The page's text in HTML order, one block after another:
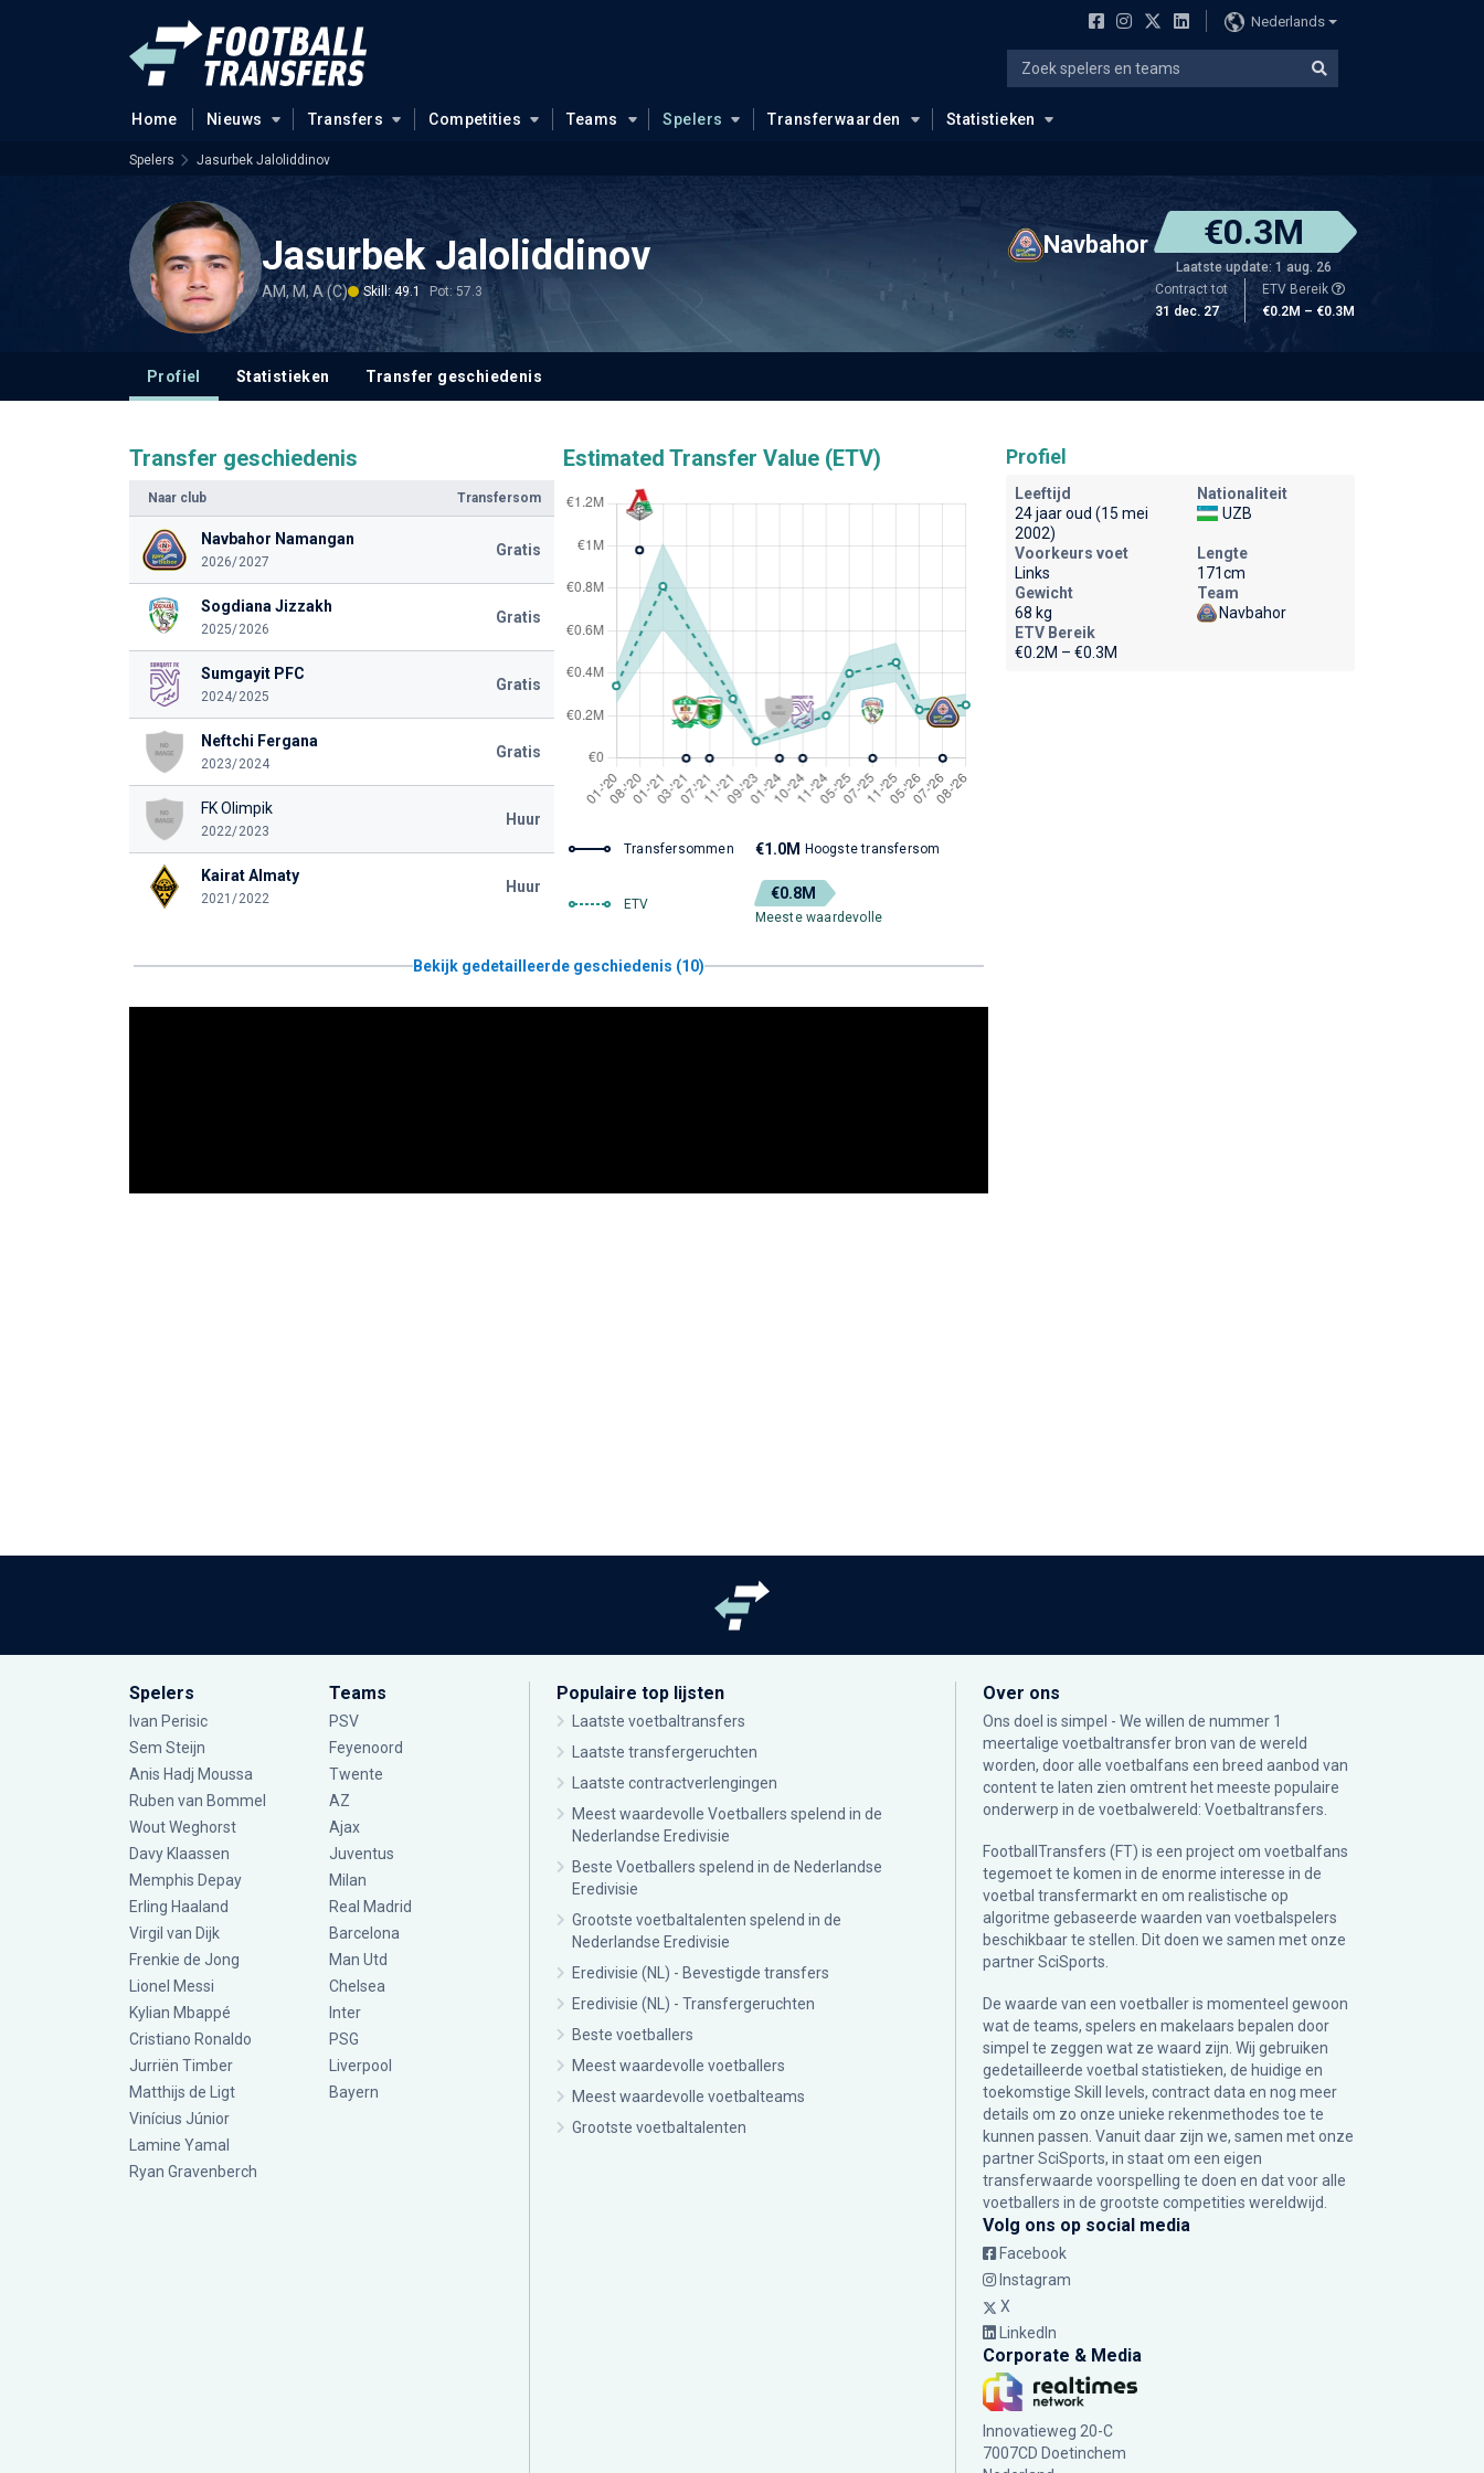
Nederlands
Home Nieuws Transfers Competities Teams Spelers Transferwaarden Statistieken
Spelers Jasurbek Jaloliddinov
Jasurbek Jaloliddinov
AM, M, A (C) Skill: 49.1 Pot: 57.3
Navbahor €0.3M
Laatste update: 1 aug. 26
Contract tot
31 dec. 27
ETV Bereik
€0.2M – €0.3M
Profiel Statistieken Transfer geschiedenis
Transfer geschiedenis
Naar club Transfersom
Navbahor Namangan
2026/2027
Gratis
Sogdiana Jizzakh
2025/2026
Gratis
Sumgayit PFC
2024/2025
Gratis
Neftchi Fergana
2023/2024
Gratis
FK Olimpik
2022/2023
Huur
Kairat Almaty
2021/2022
Huur
Estimated Transfer Value (ETV)
Transfersommen €1.0M Hoogste transfersom
ETV
€0.8M
Meeste waardevolle
Bekijk gedetailleerde geschiedenis (10)
Profiel
Leeftijd
24 jaar oud (15 mei
2002)
Nationaliteit
UZB
Voorkeurs voet
Links
Lengte
171cm
Gewicht
68 kg
Team
Navbahor
ETV Bereik
€0.2M – €0.3M
Spelers
Ivan Perisic
Sem Steijn
Anis Hadj Moussa
Ruben van Bommel
Wout Weghorst
Davy Klaassen
Memphis Depay
Erling Haaland
Virgil van Dijk
Frenkie de Jong
Lionel Messi
Kylian Mbappé
Cristiano Ronaldo
Jurriën Timber
Matthijs de Ligt
Vinícius Júnior
Lamine Yamal
Ryan Gravenberch
Teams
PSV
Feyenoord
Twente
AZ
Ajax
Juventus
Milan
Real Madrid
Barcelona
Man Utd
Chelsea
Inter
PSG
Liverpool
Bayern
Populaire top lijsten
Laatste voetbaltransfers
Laatste transfergeruchten
Laatste contractverlengingen
Meest waardevolle Voetballers spelend in de
Nederlandse Eredivisie
Beste Voetballers spelend in de Nederlandse
Eredivisie
Grootste voetbaltalenten spelend in de
Nederlandse Eredivisie
Eredivisie (NL) - Bevestigde transfers
Eredivisie (NL) - Transfergeruchten
Beste voetballers
Meest waardevolle voetballers
Meest waardevolle voetbalteams
Grootste voetbaltalenten
Over ons
Ons doel is simpel - We willen de nummer 1
meertalige voetbaltransfer bron van de wereld
worden, door alle voetbalfans een breed aanbod van
content te laten zien omtrent het meeste populaire
onderwerp in de voetbalwereld: Voetbaltransfers.
FootballTransfers (FT) is een project om voetbalfans
tegemoet te komen in de enorme interesse in de
voetbal transfermarkt en om realistische op
algoritme gebaseerde waarden van voetbalspelers
beschikbaar te stellen. Dit doen we samen met onze
partnerSciSports
De waarde van een voetballer is momenteel gewoon
wat de teams, spelers en makelaars bepalen door
simpel te zeggen wat ze waard zijn. Wij gebruiken
gedetailleerde voetbal statistieken, de huidige en
toekomstige Skill levels, contract data en nog meer
details om zo onze unieke rekenmethodes toe te
kunnen passen. Vanuit daar zijn we, samen met onze
partner SciSports, in staat om een eigen
transferwaarde voorspelling te doen en dat voor alle
voetballers in de grootste competities wereldwijd.
Volg ons op social media
Facebook
Instagram
X
LinkedIn
Corporate & Media
Innovatieweg 20-C
7007CD Doetinchem